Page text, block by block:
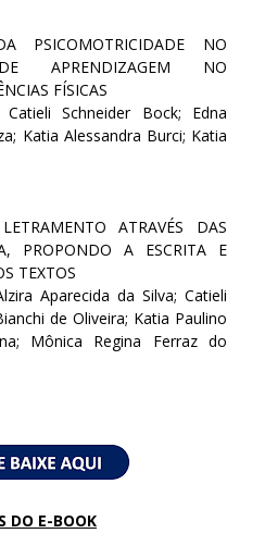
PSICOMOTRICIDADE NO
DE APRENDIZAGEM NO
FÍSICAS
Schneider Bock; Edna
Katia Alessandra Burci; Katia
ATRAVÉS DAS
PROPONDO A ESCRITA E
TEXTOS
Aparecida da Silva; Catieli
de Oliveira; Katia Paulino
Mônica Regina Ferraz do
DO E-BOOK